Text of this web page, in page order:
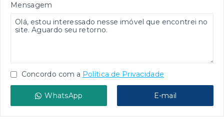
Mensagem
Concordo com a Política de Privacidade
WhatsApp E-mail